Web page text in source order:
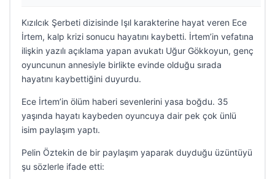
Kızılcık Şerbeti dizisinde Işıl karakterine hayat veren Ece
İrtem, kalp krizi sonucu hayatını kaybetti. İrtem’in vefatına
ilişkin yazılı açıklama yapan avukatı Uğur Gökkoyun, genç
oyuncunun annesiyle birlikte evinde olduğu sırada
hayatını kaybettiğini duyurdu.
Ece İrtem’in ölüm haberi sevenlerini yasa boğdu. 35
yaşında hayatı kaybeden oyuncuya dair pek çok ünlü
isim paylaşım yaptı.
Pelin Öztekin de bir paylaşım yaparak duyduğu üzüntüyü
şu sözlerle ifade etti: